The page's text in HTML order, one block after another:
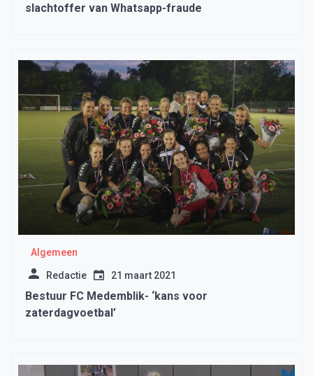
slachtoffer van Whatsapp-fraude
Algemeen
Redactie 21 maart 2021
Bestuur FC Medemblik- ‘kans voor
zaterdagvoetbal’